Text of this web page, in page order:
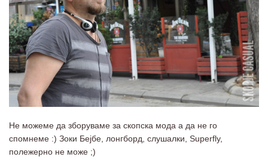
Не можеме да зборуваме за скопска мода а да не го
спомнеме :) Зоки Бејбе, лонгборд, слушалки, Superfly,
полежерно не може ;)